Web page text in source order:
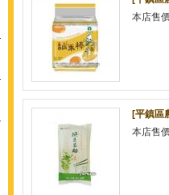
本店售
[平鎮區
本店售